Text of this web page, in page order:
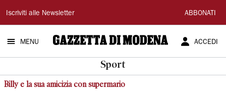
Gazzetta
di
Modena
Iscriviti alle Newsletter ABBONATI
MENU ACCEDI
Sport
Billy e la sua amicizia con supermario